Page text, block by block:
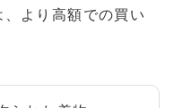
より高額での買い